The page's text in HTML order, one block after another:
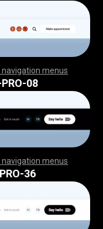
menus
,,,,,,,,,,,,,,,,,,,,
,,,,,,,,,,,,,,,,,,,,
08
menus
,,,,,,,,,,,,,,,,,,,,
,,,,,,,,,,,,,,,,,,,,
36